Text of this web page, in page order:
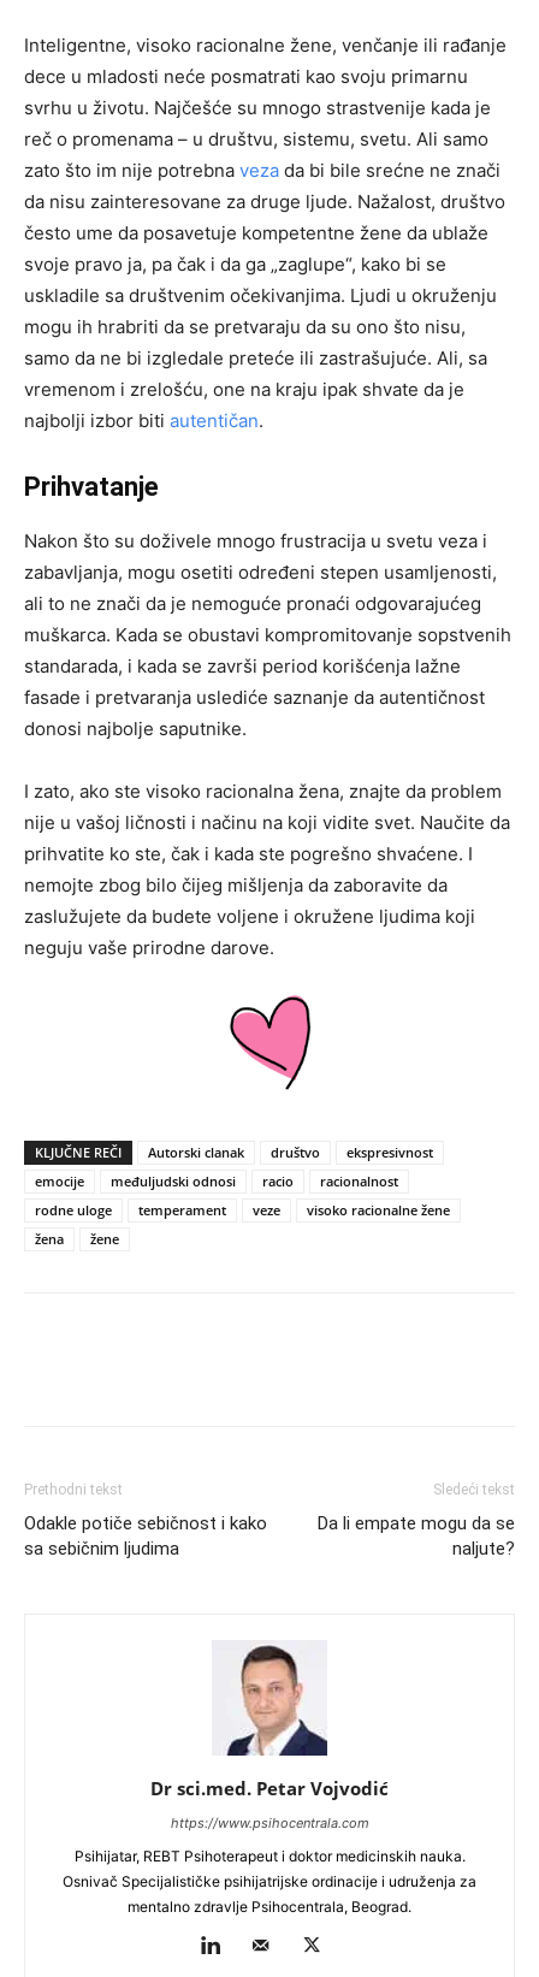
Inteligentne, visoko racionalne žene, venčanje ili rađanje
dece u mladosti neće posmatrati kao svoju primarnu
svrhu u životu. Najčešće su mnogo strastvenije kada je
reč o promenama – u društvu, sistemu, svetu. Ali samo
zato što im nije potrebna veza da bi bile srećne ne znači
da nisu zainteresovane za druge ljude. Nažalost, društvo
često ume da posavetuje kompetentne žene da ublaže
svoje pravo ja, pa čak i da ga „zaglupe“, kako bi se
uskladile sa društvenim očekivanjima. Ljudi u okruženju
mogu ih hrabriti da se pretvaraju da su ono što nisu,
samo da ne bi izgledale preteće ili zastrašujuće. Ali, sa
vremenom i zrelošću, one na kraju ipak shvate da je
najbolji izbor biti autentičan.
Prihvatanje
Nakon što su doživele mnogo frustracija u svetu veza i
zabavljanja, mogu osetiti određeni stepen usamljenosti,
ali to ne znači da je nemoguće pronaći odgovarajućeg
muškarca. Kada se obustavi kompromitovanje sopstvenih
standarada, i kada se završi period korišćenja lažne
fasade i pretvaranja uslediće saznanje da autentičnost
donosi najbolje saputnike.
I zato, ako ste visoko racionalna žena, znajte da problem
nije u vašoj ličnosti i načinu na koji vidite svet. Naučite da
prihvatite ko ste, čak i kada ste pogrešno shvaćene. I
nemojte zbog bilo čijeg mišljenja da zaboravite da
zaslužujete da budete voljene i okružene ljudima koji
neguju vaše prirodne darove.
KLJUČNE REČI Autorski clanak društvo
ekspresivnost
emocije
međuljudski odnosi racio
racionalnost
rodne uloge
temperament veze
visoko racionalne žene
žena
žene
Prethodni tekst
Odakle potiče sebičnost i kako
sa sebičnim ljudima
Sledeći tekst
Da li empate mogu da se
naljute?
Dr sci.med. Petar Vojvodić
https://www.psihocentrala.com
Psihijatar, REBT Psihoterapeut i doktor medicinskih nauka.
Osnivač Specijalističke psihijatrijske ordinacije i udruženja za
mentalno zdravlje Psihocentrala, Beograd.